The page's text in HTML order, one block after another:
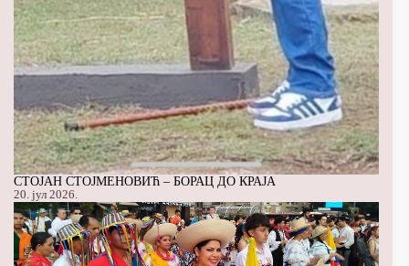
СТОЈАН СТОЈМЕНОВИЋ – БОРАЦ ДО КРАЈА
20. јул 2026.